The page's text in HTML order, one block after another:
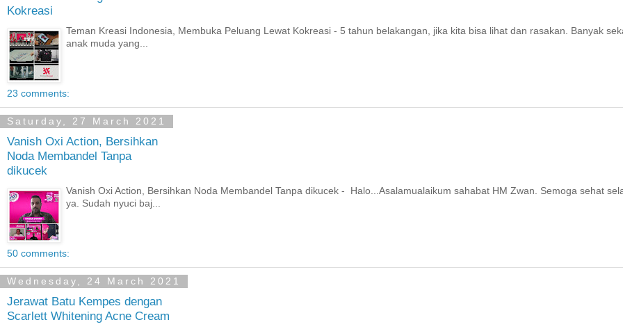
Kokreasi
Teman Kreasi Indonesia, Membuka Peluang Lewat Kokreasi - 5 tahun belakangan, jika kita bisa lihat dan rasakan. Banyak
anak muda yang...
23 comments:
Saturday, 27 March 2021
Vanish Oxi Action, Bersihkan
Noda Membandel Tanpa
dikucek
Vanish Oxi Action, Bersihkan Noda Membandel Tanpa dikucek - Halo...Asalamualaikum sahabat HM Zwan. Semoga sehat
ya. Sudah nyuci baj...
50 comments:
Wednesday, 24 March 2021
Jerawat Batu Kempes dengan
Scarlett Whitening Acne Cream